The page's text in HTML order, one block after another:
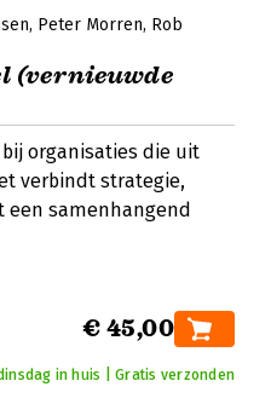
Peter Morren Rob
(vernieuwde
organisaties die uit
verbindt strategie,
een samenhangend
€ 45,00
in huis | Gratis verzonden